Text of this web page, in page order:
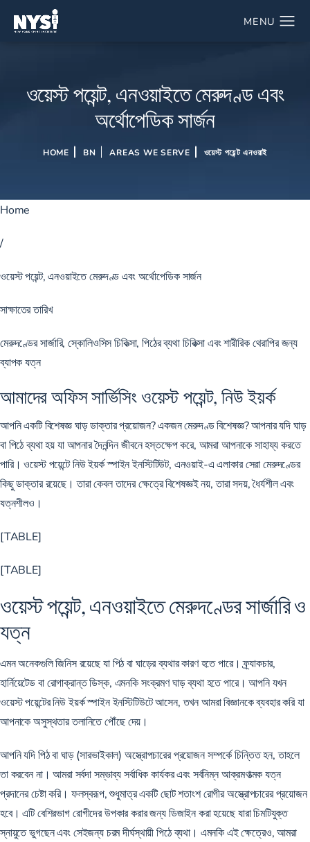
ওয়েস্ট পয়েন্ট, এনওয়াইতে মেরুদণ্ড এবং
অর্থোপেডিক সার্জন
HOME BN AREAS WE SERVE ওয়েস্ট পয়েন্ট এনওয়াই
Home
/
ওয়েস্ট পয়েন্ট, এনওয়াইতে মেরুদণ্ড এবং অর্থোপেডিক সার্জন
সাক্ষাতের তারিখ
মেরুদণ্ডের সার্জারি, স্কোলিওসিস চিকিত্সা, পিঠের ব্যথা চিকিত্সা এবং শারীরিক থেরাপির জন্য
ব্যাপক যত্ন
আমাদের অফিস সার্ভিসিং ওয়েস্ট পয়েন্ট, নিউ ইয়র্ক
আপনি একটি বিশেষজ্ঞ ঘাড় ডাক্তার প্রয়োজন? একজন মেরুদণ্ড বিশেষজ্ঞ? আপনার যদি ঘাড়
বা পিঠে ব্যথা হয় যা আপনার দৈনন্দিন জীবনে হস্তক্ষেপ করে, আমরা আপনাকে সাহায্য করতে
পারি। ওয়েস্ট পয়েন্টে নিউ ইয়র্ক স্পাইন ইনস্টিটিউট, এনওয়াই-এ এলাকার সেরা মেরুদণ্ডের
কিছু ডাক্তার রয়েছে। তারা কেবল তাদের ক্ষেত্রে বিশেষজ্ঞই নয়, তারা সদয়, ধৈর্যশীল এবং
যত্নশীলও।
[TABLE]
[TABLE]
ওয়েস্ট পয়েন্ট, এনওয়াইতে মেরুদণ্ডের সার্জারি ও
যত্ন
এমন অনেকগুলি জিনিস রয়েছে যা পিঠ বা ঘাড়ের ব্যথার কারণ হতে পারে। ফ্র্যাকচার,
হার্নিয়েটেড বা রোগাক্রান্ত ডিস্ক, এমনকি সংক্রমণ ঘাড় ব্যথা হতে পারে। আপনি যখন
ওয়েস্ট পয়েন্টের নিউ ইয়র্ক স্পাইন ইনস্টিটিউটে আসেন, তখন আমরা বিজ্ঞানকে ব্যবহার করি যা
আপনাকে অসুস্থতার তলানিতে পৌঁছে দেয়।
আপনি যদি পিঠ বা ঘাড় (সারভাইকাল) অস্ত্রোপচারের প্রয়োজন সম্পর্কে চিন্তিত হন, তাহলে
তা করবেন না। আমরা সর্বদা সম্ভাব্য সর্বাধিক কার্যকর এবং সর্বনিম্ন আক্রমণাত্মক যত্ন
প্রদানের চেষ্টা করি। ফলস্বরূপ, শুধুমাত্র একটি ছোট শতাংশ রোগীর অস্ত্রোপচারের প্রয়োজন
হবে। এটি বেশিরভাগ রোগীদের উপকার করার জন্য ডিজাইন করা হয়েছে যারা চিমটিযুক্ত
স্নায়ুতে ভুগছেন এবং সেইজন্য চরম দীর্ঘস্থায়ী পিঠে ব্যথা। এমনকি এই ক্ষেত্রেও, আমরা